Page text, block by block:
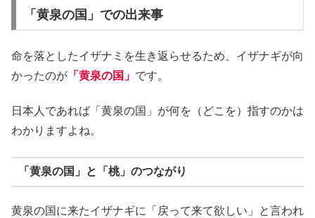
「黄泉の国」での出来事
命を落としたイザナミを生き返らせるため、イザナギが向
かったのが 「黄泉の国」 です。
日本人であれば「黄泉の国」が何を（どこを）指すのかは
わかりますよね。
「黄泉の国」と「桃」のつながり
黄泉の国に来たイザナギに「戻って来て欲しい」と言われ